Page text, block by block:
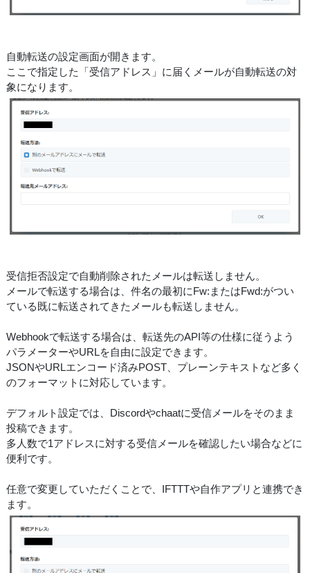
自動転送の設定画面が開きます。
ここで指定した「受信アドレス」に届くメールが自動転送の対
象になります。
受信拒否設定で自動削除されたメールは転送しません。
メールで転送する場合は、件名の最初にFw:またはFwd:がつい
ている既に転送されてきたメールも転送しません。
Webhookで転送する場合は、転送先のAPI等の仕様に従うよう
パラメーターやURLを自由に設定できます。
JSONやURLエンコード済みPOST、プレーンテキストなど多く
のフォーマットに対応しています。
デフォルト設定では、Discordやchaatに受信メールをそのまま
投稿できます。
多人数で1アドレスに対する受信メールを確認したい場合などに
便利です。
任意で変更していただくことで、IFTTTや自作アプリと連携でき
ます。